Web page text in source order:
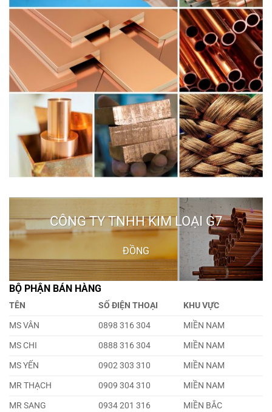
CÔNG TY TNHH KIM LOẠI G7
ĐỒNG
BỘ PHẬN BÁN HÀNG
TÊN SỐ ĐIỆN THOẠI
KHU VỰC
MS VÂN
0898 316 304
MIỀN NAM
MS CHI
0888 316 304
MIỀN NAM
MS YẾN
0902 303 310
MIỀN NAM
MR THẠCH
0909 304 310
MIỀN NAM
MR SANG
0934 201 316
MIỀN BẮC